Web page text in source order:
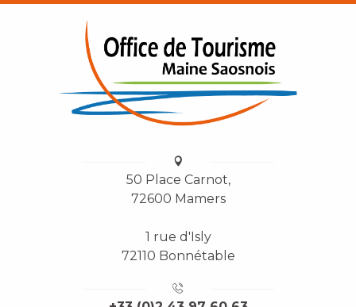
50 Place Carnot,
72600 Mamers
1 rue d'Isly
72110 Bonnétable